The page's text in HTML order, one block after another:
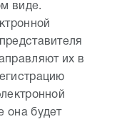
виде.
их в
она будет